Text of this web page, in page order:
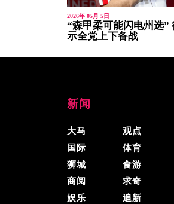
2026年 05月 5日
“森甲柔可能闪电州选”
示全党上下备战
新闻
大马
国际
狮城
商阅
娱乐
观点
体育
食游
求奇
追新